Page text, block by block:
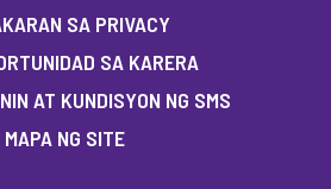
SA PRIVACY
SA KARERA
AT KUNDISYON NG SMS
MAPA NG SITE